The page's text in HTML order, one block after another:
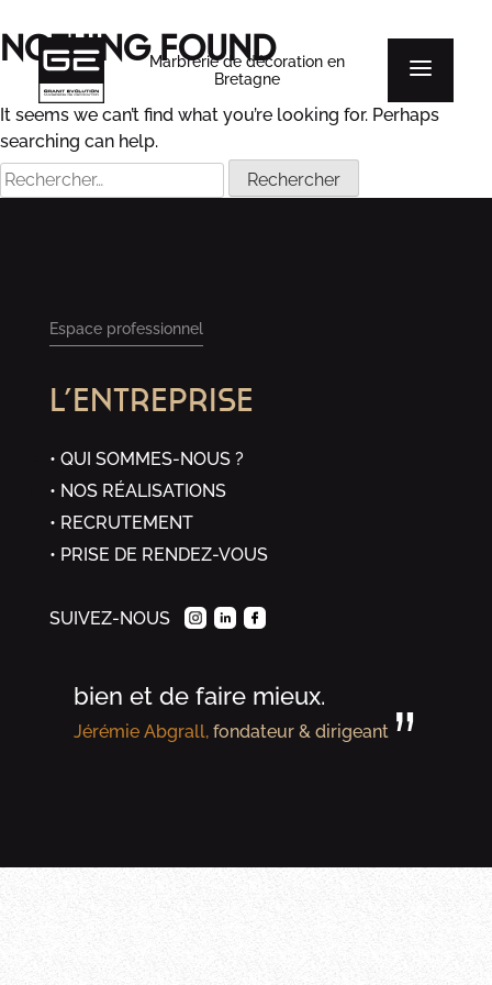
Marbrerie de décoration en
Bretagne
Espace professionnel
L’ENTREPRISE
QUI SOMMES-NOUS ?
NOS RÉALISATIONS
RECRUTEMENT
PRISE DE RENDEZ-VOUS
SUIVEZ-NOUS
Nothing Found
It seems we can’t find what you’re looking for. Perhaps
searching can help.
Rechercher :
“
Chez Granit Evolution, chaque
réalisation vise à sublimer la
beauté originelle, avec la
bien et de faire mieux.
Jérémie Abgrall, fondateur & dirigeant ”